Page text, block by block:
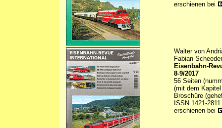
erschienen bei
Walter von
Fabian
Eisenbahn-
8-9/2017
56 Seiten
(mit dem
Broschüre
ISSN 1421-2811
erschienen bei